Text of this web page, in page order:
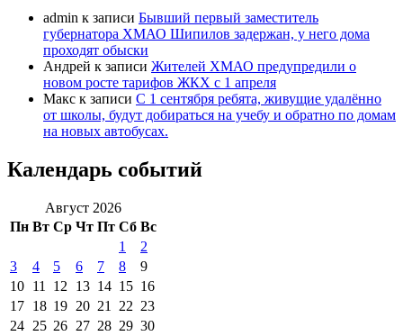
admin к записи Бывший первый заместитель
губернатора ХМАО Шипилов задержан, у него дома
проходят обыски
Андрей к записи Жителей ХМАО предупредили о
новом росте тарифов ЖКХ с 1 апреля
Макс к записи С 1 сентября ребята, живущие удалённо
от школы, будут добираться на учебу и обратно по домам
на новых автобусах.
Календарь событий
Август 2026
Пн Вт Ср Чт Пт Сб Вс
1
2
3
4 5 6 7 8
9
10 11 12 13 14 15 16
17 18 19 20 21 22 23
24 25 26 27 28 29 30